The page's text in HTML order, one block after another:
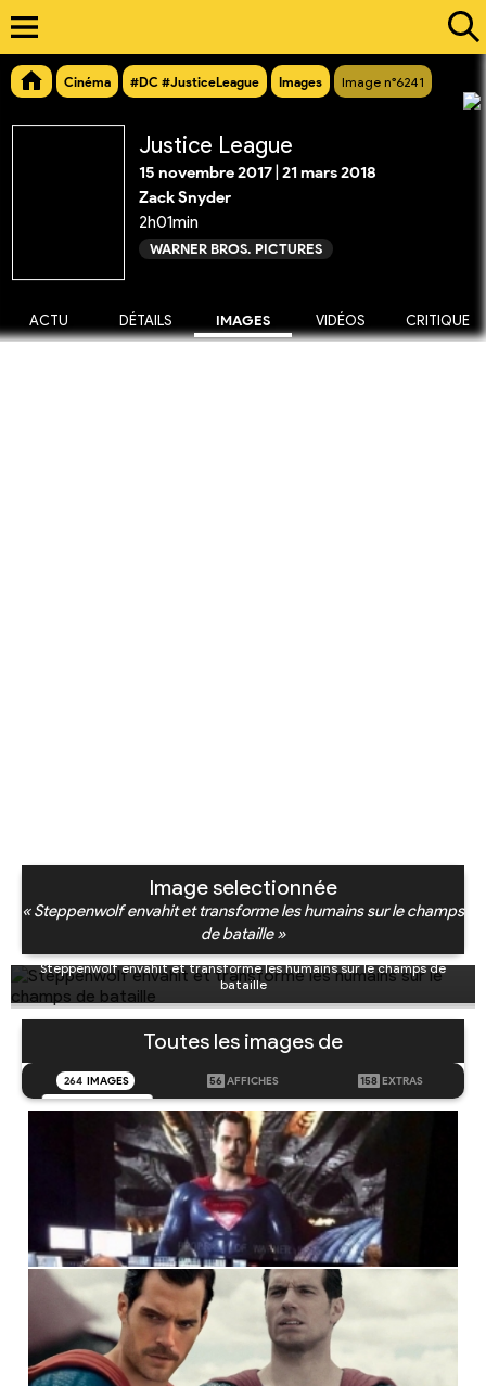
Cinéma #DC #JusticeLeague Images Image n°6241
Justice League
15 novembre 2017 21 mars 2018
Zack Snyder
2h01min
WARNER BROS. PICTURES
ACTU DÉTAILS IMAGES VIDÉOS CRITIQUE
Image selectionnée
« Steppenwolf envahit et transforme les humains sur le champs
de bataille »
Steppenwolf envahit et transforme les humains sur le champs de
bataille
Toutes les images de
264 IMAGES 56 AFFICHES 158 EXTRAS